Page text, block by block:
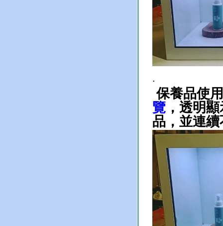
.
保養品使
覽 ，透明
品，並連